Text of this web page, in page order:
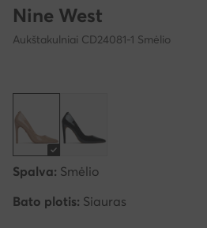
Nine West
Aukštakulniai CD24081-1 Smėlio
Spalva: Smėlio
Bato plotis: Siauras